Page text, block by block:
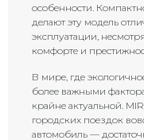
особенности.
делают эту модель
эксплуатации,
комфорте и
В мире, где
более важными
крайне актуальной.
городских поездок
автомобиль —